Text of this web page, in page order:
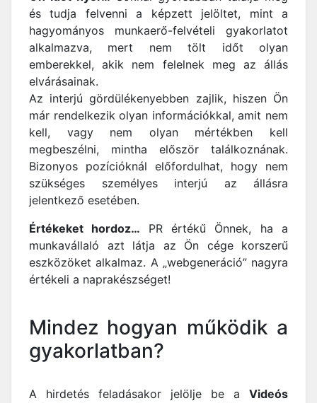
és tudja felvenni a képzett jelöltet, mint a
hagyományos munkaerő-felvételi gyakorlatot
alkalmazva, mert nem tölt időt olyan
emberekkel, akik nem felelnek meg az állás
elvárásainak.
Az interjú gördülékenyebben zajlik, hiszen Ön
már rendelkezik olyan információkkal, amit nem
kell, vagy nem olyan mértékben kell
megbeszélni, mintha először találkoznának.
Bizonyos pozícióknál előfordulhat, hogy nem
szükséges személyes interjú az állásra
jelentkező esetében.
Értékeket hordoz… PR értékű Önnek, ha a
munkavállaló azt látja az Ön cége korszerű
eszközöket alkalmaz. A „webgeneráció” nagyra
értékeli a naprakészséget!
Mindez hogyan működik a
gyakorlatban?
A hirdetés feladásakor jelölje be a Videós